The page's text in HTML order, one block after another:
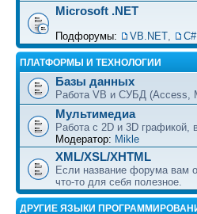
Microsoft .NET
Подфорумы: VB.NET, C#
ПЛАТФОРМЫ И ТЕХНОЛОГИИ
Базы данных
Работа VB и СУБД (Access,
Мультимедиа
Работа с 2D и 3D графикой,
Модератор: Mikle
XML/XSL/XHTML
Если название форума вам
что-то для себя полезное.
ДРУГИЕ ЯЗЫКИ